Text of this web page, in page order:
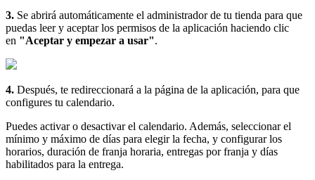
3. Se abrirá automáticamente el administrador de tu tienda para que
puedas leer y aceptar los permisos de la aplicación haciendo clic
en "Aceptar y empezar a usar".
4. Después, te redireccionará a la página de la aplicación, para que
configures tu calendario.
Puedes activar o desactivar el calendario. Además, seleccionar el
mínimo y máximo de días para elegir la fecha, y configurar los
horarios, duración de franja horaria, entregas por franja y días
habilitados para la entrega.